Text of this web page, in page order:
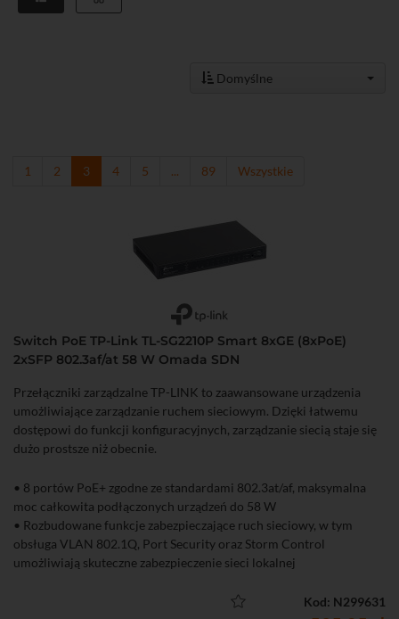
Domyślne
1 2 3 4 5 ... 89 Wszystkie
Switch PoE TP-Link TL-SG2210P Smart 8xGE (8xPoE)
2xSFP 802.3af/at 58 W Omada SDN
Przełączniki zarządzalne TP-LINK to zaawansowane urządzenia
umożliwiające zarządzanie ruchem sieciowym. Dzięki łatwemu
dostępowi do funkcji konfiguracyjnych, zarządzanie siecią staje się
dużo prostsze niż obecnie.
• 8 portów PoE+ zgodne ze standardami 802.3at/af, maksymalna
moc całkowita podłączonych urządzeń do 58 W
• Rozbudowane funkcje zabezpieczające ruch sieciowy, w tym
obsługa VLAN 802.1Q, Port Security oraz Storm Control
umożliwiają skuteczne zabezpieczenie sieci lokalnej
Kod: N299631